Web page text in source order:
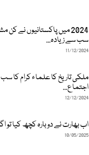
2024 میں پاکستانیوں نے
سب سے زیادہ...
11/12/2024
ملکی تاریخ کا علماء کرام کا
اجتماع...
12/12/2024
اب بھارت نے دوبارہ کچھ کیا تو
10/05/2025